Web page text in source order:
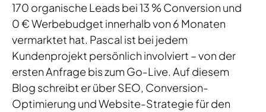
170 organische Leads bei 13 % Conversion und
0 € Werbebudget innerhalb von 6 Monaten
vermarktet hat. Pascal ist bei jedem
Kundenprojekt persönlich involviert – von der
ersten Anfrage bis zum Go-Live. Auf diesem
Blog schreibt er über SEO, Conversion-
Optimierung und Website-Strategie für den